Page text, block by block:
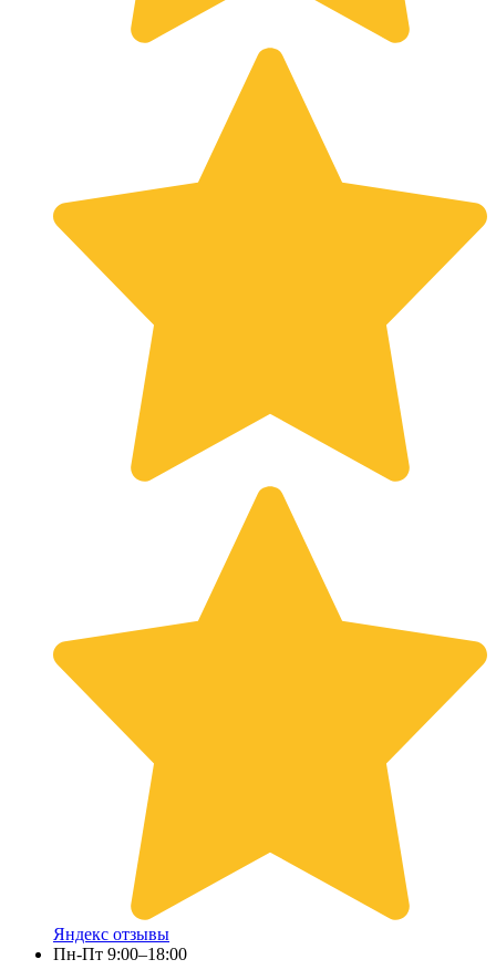
Яндекс отзывы
Пн-Пт 9:00–18:00